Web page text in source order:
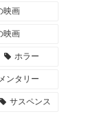
映画
映画
ホラー
ンタリー
サスペンス